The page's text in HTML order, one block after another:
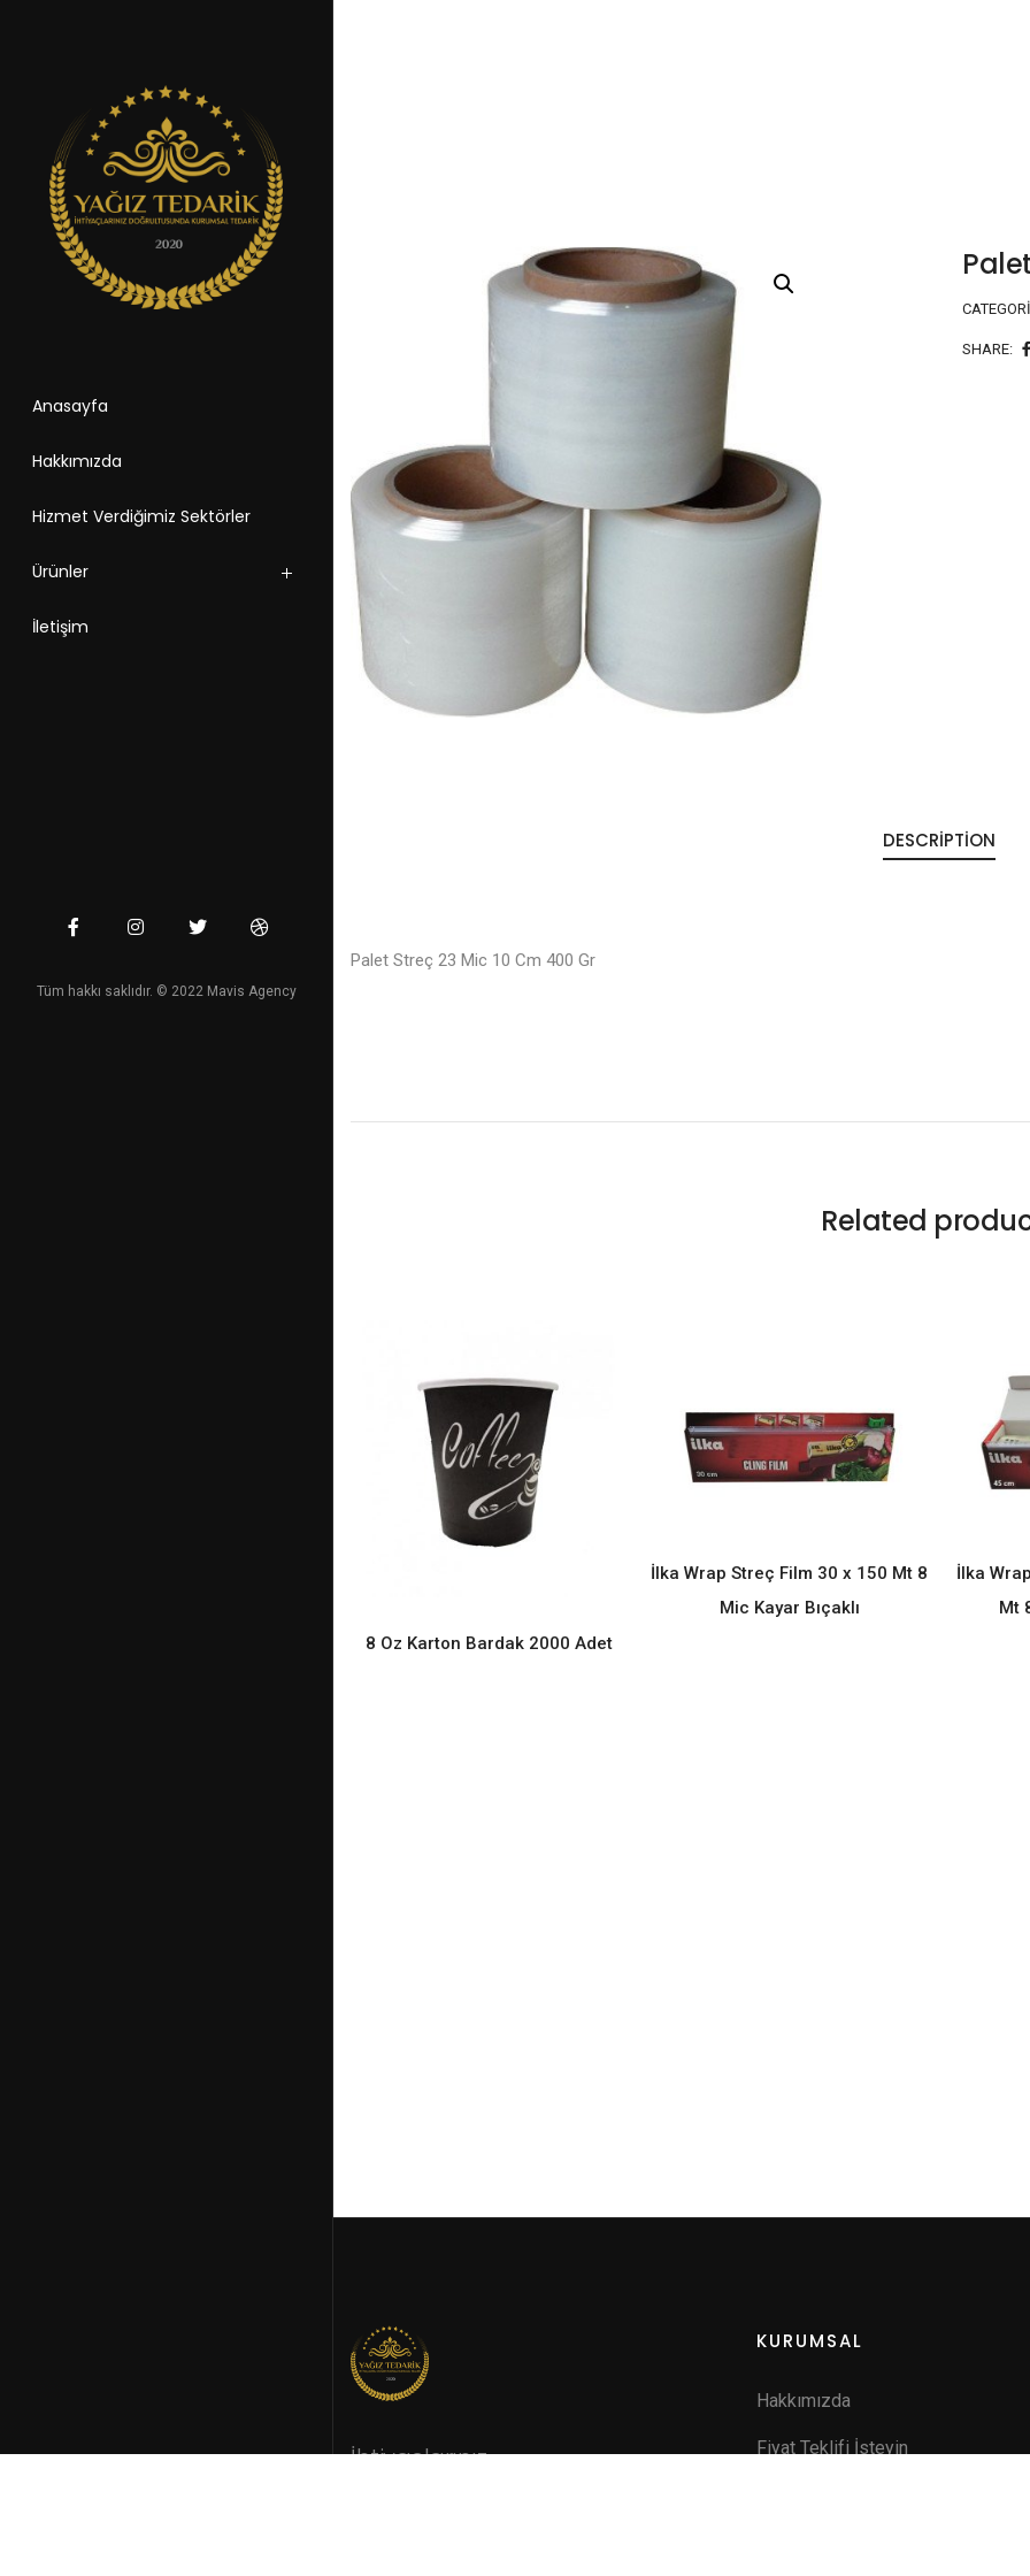
Anasayfa
Hakkımızda
Hizmet Verdiğimiz Sektörler
Ürünler
İletişim
Tüm hakkı saklıdır. © 2022 Mavis Agency
SHARE:
DESCRIPTION
Palet Streç 23 Mic 10 Cm 400 Gr
Related
READ MORE
8 Oz Karton Bardak 2000 Adet
READ MORE
İlka Wrap Streç Film 30 x 150 Mt 8
Mic Kayar Bıçaklı
İlka
Mt
İhtiyaçlarınız
KURUMSAL
Hakkımızda
Fiyat Teklifi İsteyin